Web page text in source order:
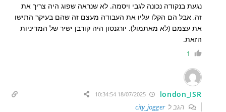
נגעת בנקודה נכונה לגבי ויסמה. לא שנראה שפוג היה צריך את
זה, אבל הם הקלו עליו את העבודה מעצם זה שהם בעיקר התישו
את עצמם (לא מאתמול). יורגנסון היה קורבן ישיר של המדיניות
הזאת.
1
london_ISR
18/07/2025 10:34:54
הגב לcity_jogger